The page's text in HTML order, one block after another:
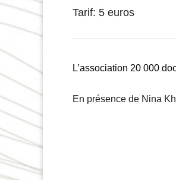
Tarif: 5 euros
L’association 20 000
En présence de Nina